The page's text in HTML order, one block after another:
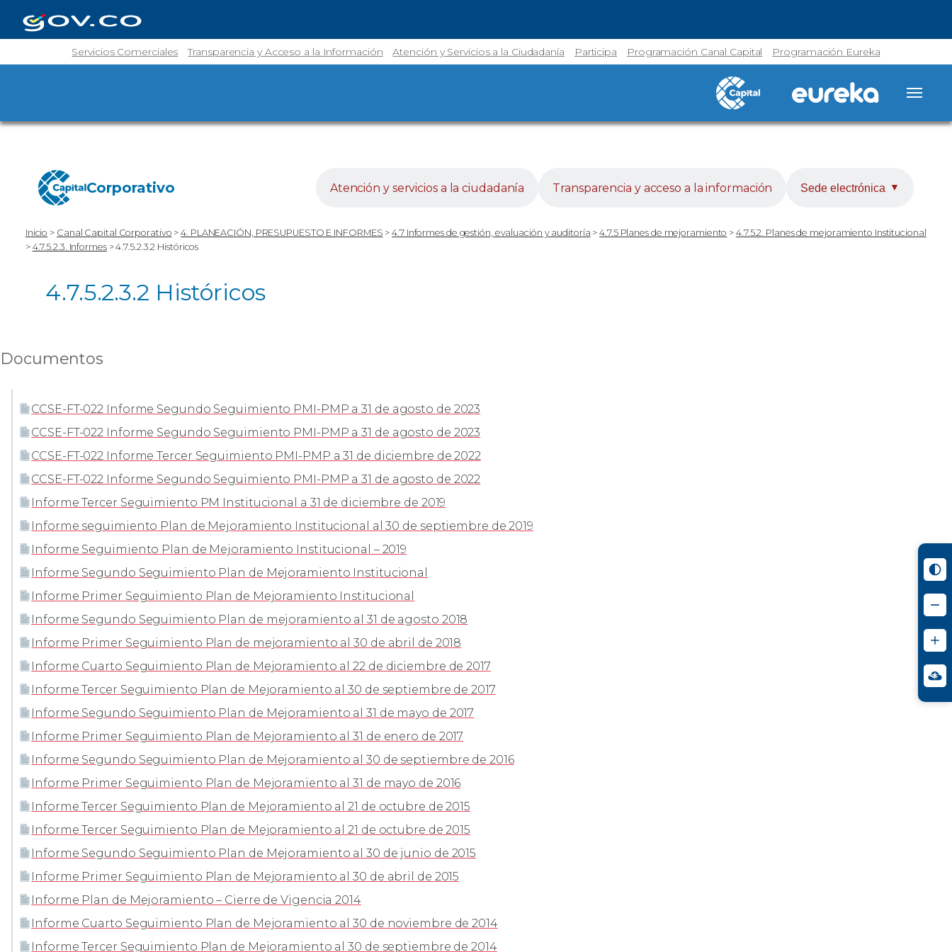
Servicios Comerciales Transparencia y Acceso a la Información Atención y Servicios a la Ciudadanía Participa Programación Canal Capital Programación Eureka
Corporativo Atención y servicios a la ciudadanía Transparencia y acceso a la información Sede electrónica ▼
Inicio > Canal Capital Corporativo >4. PLANEACIÓN, PRESUPUESTO E INFORMES >4.7 Informes de gestión, evaluación y auditoría >4.7.5 Planes de mejoramiento >4.7.5.2. Planes de mejoramiento Institucional
> 4.7.5.2.3. Informes>4.7.5.2.3.2 Históricos
4.7.5.2.3.2 Históricos
Documentos
CCSE-FT-022 Informe Segundo Seguimiento PMI-PMP a 31 de agosto de 2023
CCSE-FT-022 Informe Segundo Seguimiento PMI-PMP a 31 de agosto de 2023
CCSE-FT-022 Informe Tercer Seguimiento PMI-PMP a 31 de diciembre de 2022
CCSE-FT-022 Informe Segundo Seguimiento PMI-PMP a 31 de agosto de 2022
Informe Tercer Seguimiento PM Institucional a 31 de diciembre de 2019
Informe seguimiento Plan de Mejoramiento Institucional al 30 de septiembre de 2019
Informe Seguimiento Plan de Mejoramiento Institucional – 2019
Informe Segundo Seguimiento Plan de Mejoramiento Institucional
Informe Primer Seguimiento Plan de Mejoramiento Institucional
Informe Segundo Seguimiento Plan de mejoramiento al 31 de agosto 2018
Informe Primer Seguimiento Plan de mejoramiento al 30 de abril de 2018
Informe Cuarto Seguimiento Plan de Mejoramiento al 22 de diciembre de 2017
Informe Tercer Seguimiento Plan de Mejoramiento al 30 de septiembre de 2017
Informe Segundo Seguimiento Plan de Mejoramiento al 31 de mayo de 2017
Informe Primer Seguimiento Plan de Mejoramiento al 31 de enero de 2017
Informe Segundo Seguimiento Plan de Mejoramiento al 30 de septiembre de 2016
Informe Primer Seguimiento Plan de Mejoramiento al 31 de mayo de 2016
Informe Tercer Seguimiento Plan de Mejoramiento al 21 de octubre de 2015
Informe Tercer Seguimiento Plan de Mejoramiento al 21 de octubre de 2015
Informe Segundo Seguimiento Plan de Mejoramiento al 30 de junio de 2015
Informe Primer Seguimiento Plan de Mejoramiento al 30 de abril de 2015
Informe Plan de Mejoramiento – Cierre de Vigencia 2014
Informe Cuarto Seguimiento Plan de Mejoramiento al 30 de noviembre de 2014
Informe Tercer Seguimiento Plan de Mejoramiento al 30 de septiembre de 2014